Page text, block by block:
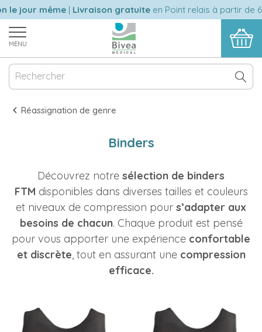
jour même|Livraison gratuiteen Point relais à partir de 60
MENU
Réassignation de genre
Binders
Découvrez notre sélection de binders
FTM disponibles dans diverses tailles et couleurs
et niveaux de compression pour s’adapter aux
besoins de chacun. Chaque produit est pensé
pour vous apporter une expérience confortable
et discrète , tout en assurant unecompression
efficace.